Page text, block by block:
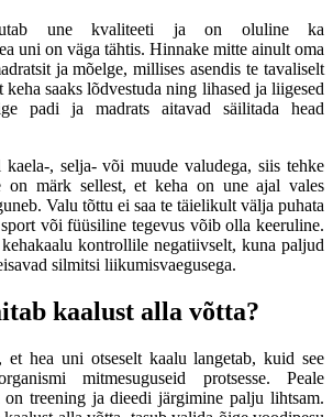
une kvaliteeti ja on oluline ka
uni on väga tähtis. Hinnake mitte ainult oma
ja mõelge, millises asendis te tavaliselt
saaks lõdvestuda ning lihased ja liigesed
padi ja madrats aitavad säilitada head
, selja- või muude valudega, siis tehke
on märk sellest, et keha on une ajal vales
Valu tõttu ei saa te täielikult välja puhata
või füüsiline tegevus võib olla keeruline.
kontrollile negatiivselt, kuna paljud
silmitsi liikumisvaegusega.
kaalust alla võtta?
hea uni otseselt kaalu langetab, kuid see
mitmesuguseid protsesse. Peale
treening ja dieedi järgimine palju lihtsam.